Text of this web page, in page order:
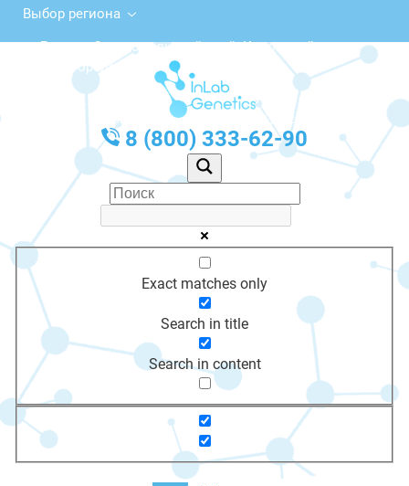
Выбор региона
Россия, Ставропольский край, Кировский
городской округ, Новопавловск
с 10:00 до 20:00
График работы: Пн-Пт с 10:00 до 20:00
8 (800) 333-62-90
Exact matches only
Search in title
Search in content